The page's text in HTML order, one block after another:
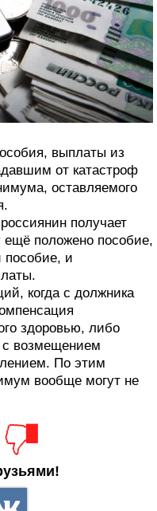
выплаты из
от катастроф
оставляемого
получает
положено пособие,
пособие, и
когда с должника
здоровью, либо
возмещением
По этим
вообще могут не